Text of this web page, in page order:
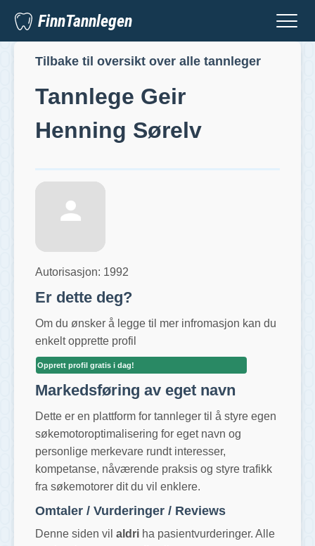
FinnTannlegen
Tilbake til oversikt over alle tannleger
Tannlege Geir
Henning Sørelv
Autorisasjon: 1992
Er dette deg?
Om du ønsker å legge til mer infromasjon kan du
enkelt opprette profil
Opprett profil gratis i dag!
Markedsføring av eget navn
Dette er en plattform for tannleger til å styre egen
søkemotoroptimalisering for eget navn og
personlige merkevare rundt interesser,
kompetanse, nåværende praksis og styre trafikk
fra søkemotorer dit du vil enklere.
Omtaler / Vurderinger / Reviews
Denne siden vil aldri ha pasientvurderinger. Alle